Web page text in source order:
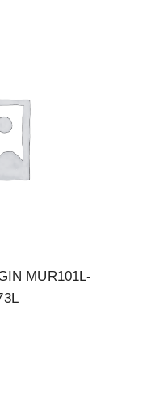
MUR101L-